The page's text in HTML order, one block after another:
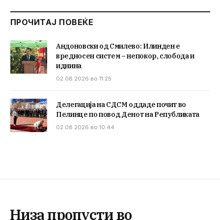
ПРОЧИТАЈ ПОВЕЌЕ
Андоновски од Смилево: Илинден е
вредносен систем – непокор, слобода и
иднина
02.08.2026 во 11:25
Делегација на СДСМ оддаде почит во
Пелинце по повод Денот на Републиката
02.08.2026 во 10:44
Низа пропусти во